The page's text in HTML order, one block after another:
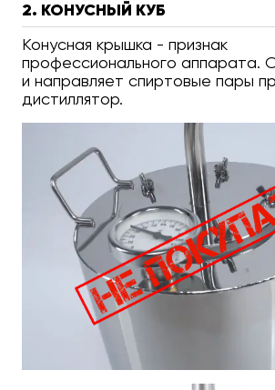
2. КОНУСНЫЙ КУБ
Конусная крышка - признак
профессионального аппарата.
и направляет спиртовые пары
дистиллятор.